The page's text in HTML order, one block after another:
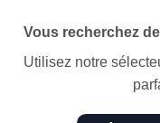
Vous recherchez
Utilisez notre